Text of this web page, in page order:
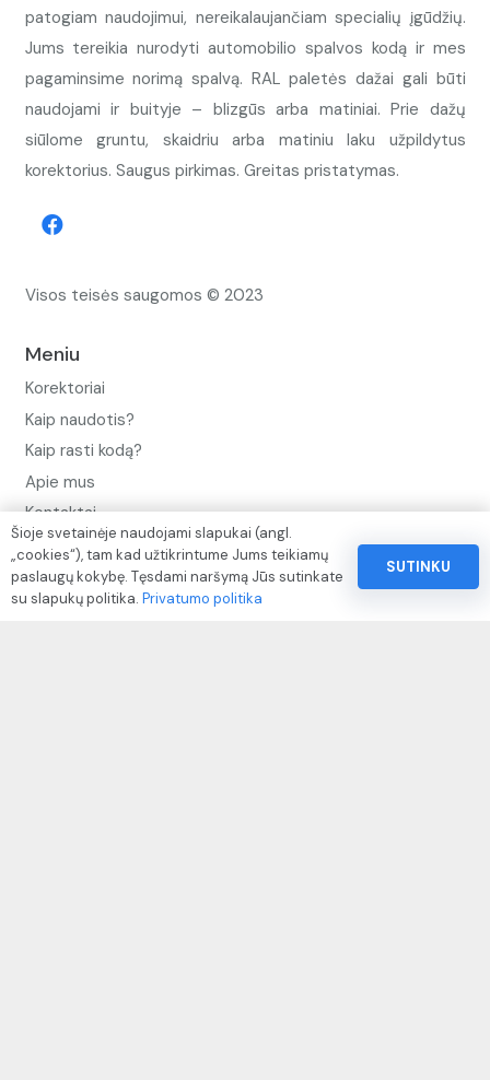
patogiam naudojimui, nereikalaujančiam specialių įgūdžių.
Jums tereikia nurodyti automobilio spalvos kodą ir mes
pagaminsime norimą spalvą. RAL paletės dažai gali būti
naudojami ir buityje – blizgūs arba matiniai. Prie dažų
siūlome gruntu, skaidriu arba matiniu laku užpildytus
korektorius. Saugus pirkimas. Greitas pristatymas.
Visos teisės saugomos © 2023
Meniu
Korektoriai
Kaip naudotis?
Kaip rasti kodą?
Apie mus
Kontaktai
Privatumo politika
Pinigų ir prekių grąžinimo politika
Šioje svetainėje naudojami slapukai (angl.
„cookies“), tam kad užtikrintume Jums teikiamų
paslaugų kokybę. Tęsdami naršymą Jūs sutinkate
su slapukų politika. Privatumo politika
SUTINKU